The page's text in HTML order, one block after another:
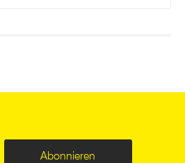
Abonnieren